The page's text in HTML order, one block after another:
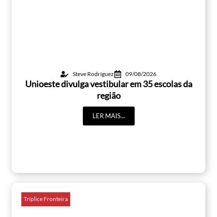
Steve Rodríguez 09/08/2026
Unioeste divulga vestibular em 35 escolas da
região
LER MAIS...
Tríplice Fronteira